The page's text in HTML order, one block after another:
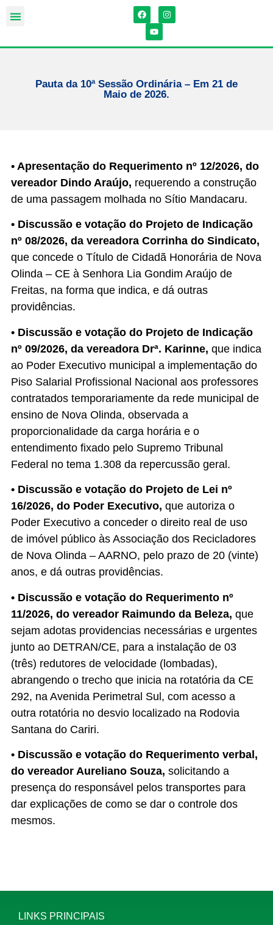
Pauta da 10ª Sessão Ordinária – Em 21 de
Maio de 2026.
• Apresentação do Requerimento nº 12/2026, do
vereador Dindo Araújo, requerendo a construção
de uma passagem molhada no Sítio Mandacaru.
• Discussão e votação do Projeto de Indicação
nº 08/2026, da vereadora Corrinha do Sindicato,
que concede o Título de Cidadã Honorária de Nova
Olinda – CE à Senhora Lia Gondim Araújo de
Freitas, na forma que indica, e dá outras
providências.
• Discussão e votação do Projeto de Indicação
nº 09/2026, da vereadora Drª. Karinne, que indica
ao Poder Executivo municipal a implementação do
Piso Salarial Profissional Nacional aos professores
contratados temporariamente da rede municipal de
ensino de Nova Olinda, observada a
proporcionalidade da carga horária e o
entendimento fixado pelo Supremo Tribunal
Federal no tema 1.308 da repercussão geral.
• Discussão e votação do Projeto de Lei nº
16/2026, do Poder Executivo, que autoriza o
Poder Executivo a conceder o direito real de uso
de imóvel público às Associação dos Recicladores
de Nova Olinda – AARNO, pelo prazo de 20 (vinte)
anos, e dá outras providências.
• Discussão e votação do Requerimento nº
11/2026, do vereador Raimundo da Beleza, que
sejam adotas providencias necessárias e urgentes
junto ao DETRAN/CE, para a instalação de 03
(três) redutores de velocidade (lombadas),
abrangendo o trecho que inicia na rotatória da CE
292, na Avenida Perimetral Sul, com acesso a
outra rotatória no desvio localizado na Rodovia
Santana do Cariri.
• Discussão e votação do Requerimento verbal,
do vereador Aureliano Souza, solicitando a
presença do responsável pelos transportes para
dar explicações de como se dar o controle dos
mesmos.
LINKS PRINCIPAIS